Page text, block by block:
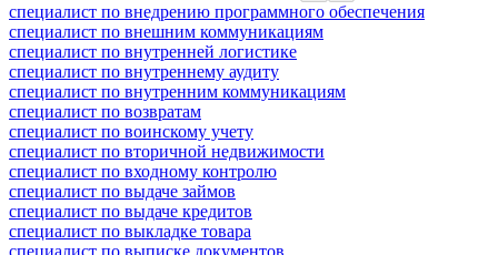
специалист по внедрению программного обеспечения
специалист по внешним коммуникациям
специалист по внутренней логистике
специалист по внутреннему аудиту
специалист по внутренним коммуникациям
специалист по возвратам
специалист по воинскому учету
специалист по вторичной недвижимости
специалист по входному контролю
специалист по выдаче займов
специалист по выдаче кредитов
специалист по выкладке товара
специалист по выписке документов